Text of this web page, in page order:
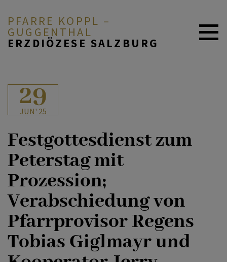
PFARRE KOPPL –
GUGGENTHAL
ERZDIÖZESE SALZBURG
GOTTEDIENSTORDNUNG
GLAUBEN & FEIERN
ARBEITSKREISE
PFARRBRIEF
29
JUN' 25
Festgottesdienst zum
Peterstag mit
Prozession;
Verabschiedung von
Pfarrprovisor Regens
Tobias Giglmayr und